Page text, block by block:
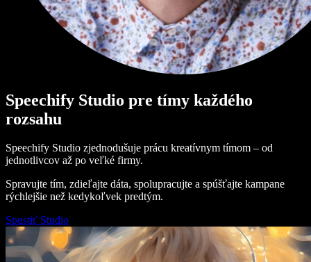
Speechify Studio pre tímy každého
rozsahu
Speechify Studio zjednodušuje prácu kreatívnym tímom – od
jednotlivcov až po veľké firmy.
Spravujte tím, zdieľajte dáta, spolupracujte a spúšťajte kampane
rýchlejšie než kedykoľvek predtým.
Spustiť Studio